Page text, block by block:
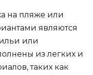
на пляже или
являются
или
из легких и
таких как